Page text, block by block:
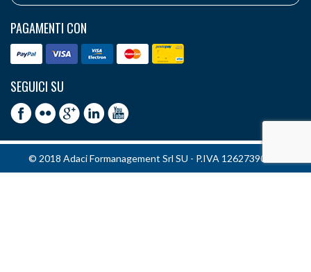
PAGAMENTI CON
SEGUICI SU
© 2018 Adaci Formanagement Srl SU - P.IVA 12627390151